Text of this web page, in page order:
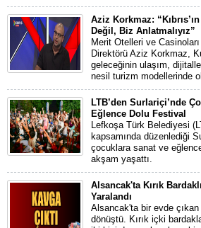
Aziz Korkmaz:
Değil, Biz Anlatmalıyız”
Merit Otelleri ve
Direktörü Aziz Korkmaz,
geleceğinin ulaşım,
nesil turizm modellerinde
LTB’den Surlariçi’nde
Eğlence Dolu Festival
Lefkoşa Türk Belediyesi
kapsamında düzenlediği
çocuklara sanat ve
akşam yaşattı.
Alsancak'ta Kırık
Yaralandı
Alsancak'ta bir evde
dönüştü. Kırık içki